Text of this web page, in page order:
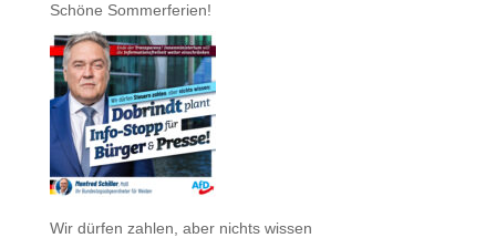
Schöne Sommerferien!
Wir dürfen zahlen, aber nichts wissen